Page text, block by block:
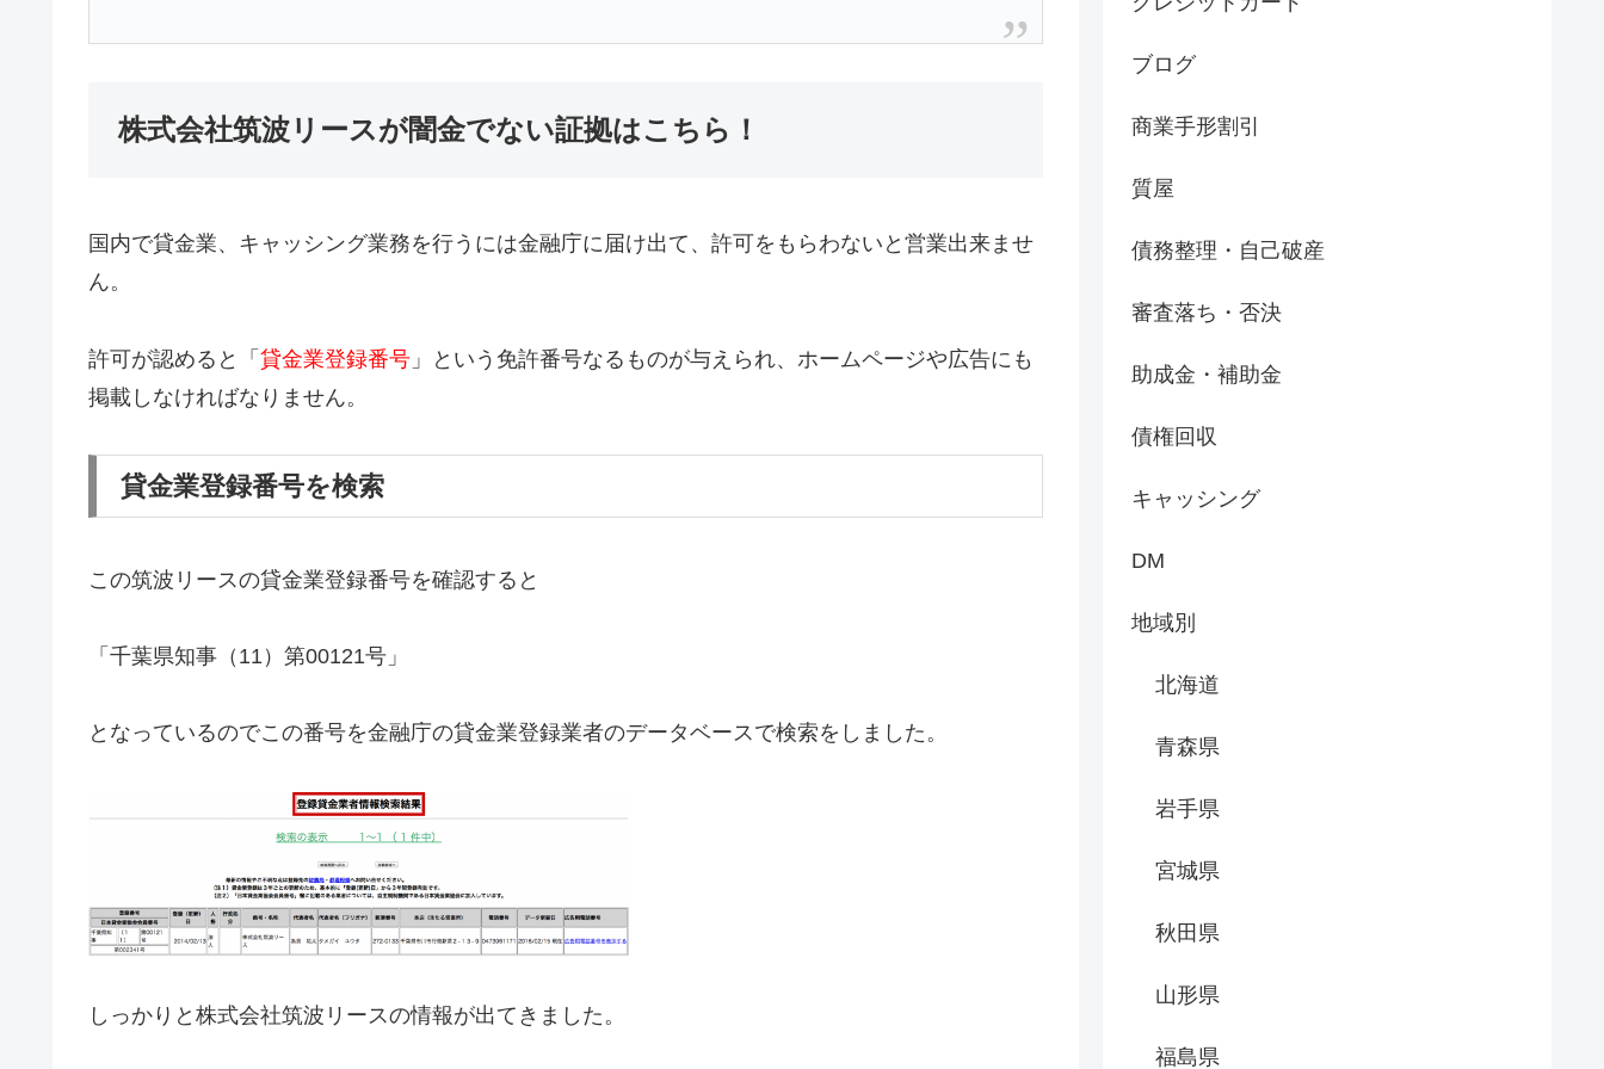
株式会社筑波リースが闇金でない証拠はこちら！
国内で貸金業、キャッシング業務を行うには金融庁に届け出て、許可をもらわないと営業出来ませ
ん。
許可が認めると「 貸金業登録番号 」という免許番号なるものが与えられ、ホームページや広告にも
掲載しなければなりません。
貸金業登録番号を検索
この筑波リースの貸金業登録番号を確認すると
「千葉県知事（11）第00121号」
となっているのでこの番号を金融庁の貸金業登録業者のデータベースで検索をしました。
しっかりと株式会社筑波リースの情報が出てきました。
ブログ
商業手形割引
質屋
債務整理・自己破産
審査落ち・否決
助成金・補助金
債権回収
キャッシング
DM
地域別
北海道
青森県
岩手県
宮城県
秋田県
山形県
福島県